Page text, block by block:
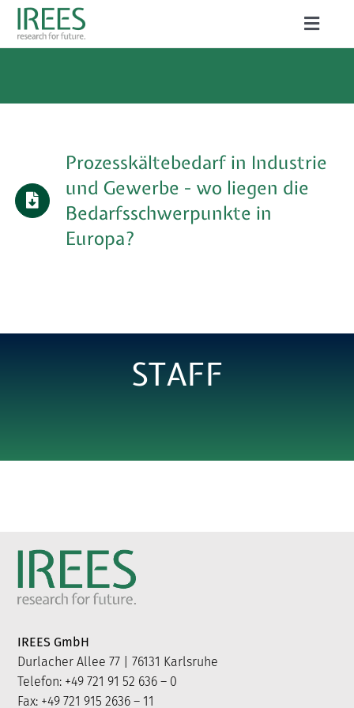
Skip
Toggle
SERVICES
PROJECTS
PUBLICATIONS
for:
Prozesskältebedarf in Industrie
und Gewerbe - wo liegen die
Bedarfsschwerpunkte in
Europa?
STAFF
IREES GmbH
Durlacher Allee 77 | 76131 Karlsruhe
Telefon: +49 721 91 52 636 – 0
Fax: +49 721 915 2636 – 11